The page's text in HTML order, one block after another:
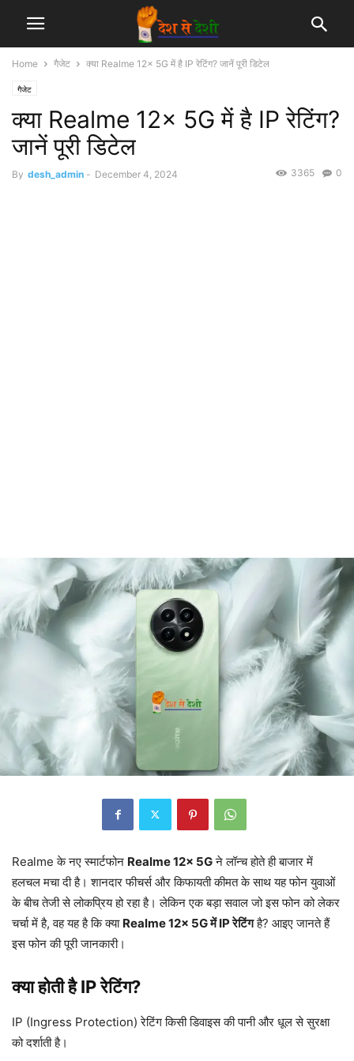
Home गैजेट क्या Realme 12x 5G में है IP रेटिंग? जानें पूरी डिटेल
गैजेट
क्या Realme 12x 5G में है IP रेटिंग?
जानें पूरी डिटेल
By desh_admin - December 4, 2024 0
3365
Realme के नए स्मार्टफोन Realme 12x 5Gने लॉन्च होते ही बाजार में
हलचल मचा दी है। शानदार फीचर्स और किफायती कीमत के साथ यह फोन युवाओं
के बीच तेजी से लोकप्रिय हो रहा है। लेकिन एक बड़ा सवाल जो इस फोन को लेकर
चर्चा में है, वह यह है कि क्या Realme 12x 5G में IP रेटिंगहै? आइए जानते हैं
इस फोन की पूरी जानकारी।
क्या होती है IP रेटिंग?
IP (Ingress Protection) रेटिंग किसी डिवाइस की पानी और धूल से सुरक्षा
को दर्शाती है।